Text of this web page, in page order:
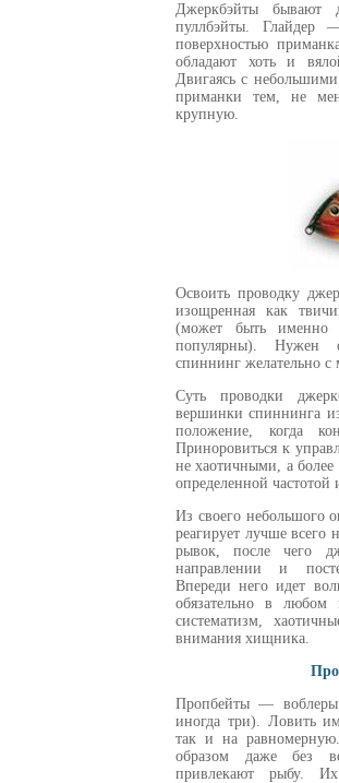
Джеркбэйты бывают
пуллбэйты.
поверхностью
обладают хоть и
Двигаясь с
приманки тем, не
крупную.
Освоить проводку
изощренная как
(может быть
популярны). Нужен
спиннинг желательно с
Суть проводки
вершинки спиннинга
положение, когда
Приноровиться к
не хаотичными, а
определенной частотой
Из своего небольшого
реагирует лучше
рывок, после чего
направлении и
Впереди него идет
обязательно в любом
систематизм,
внимания хищника.
Пропбейты —
иногда три). Ловить
так и на
образом даже без
привлекают рыбу.